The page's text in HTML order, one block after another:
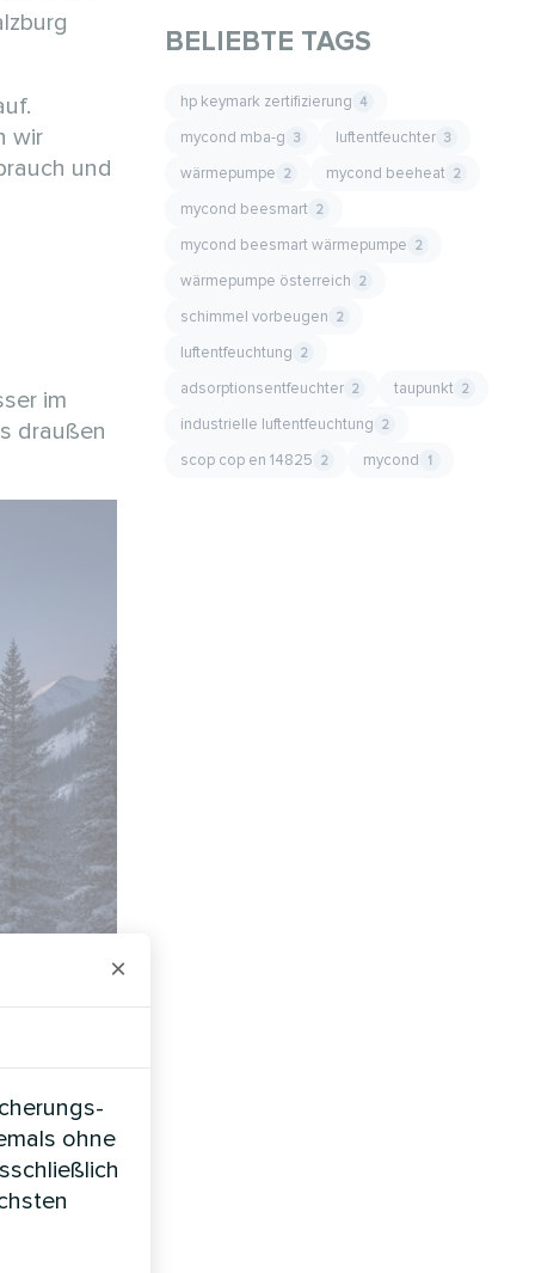
wir
und
im
draußen
BELIEBTE TAGS
hp keymark zertifizierung 4
mycond mba-g 3 luftentfeuchter 3
wärmepumpe 2 mycond beeheat 2
mycond beesmart 2
mycond beesmart wärmepumpe 2
wärmepumpe österreich 2
schimmel vorbeugen 2
luftentfeuchtung 2
adsorptionsentfeuchter 2 taupunkt 2
industrielle luftentfeuchtung 2
scop cop en 14825 2 mycond 1
×
ohne